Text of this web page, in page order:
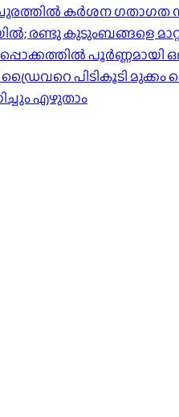
ചുരത്തില്‍ കര്‍ശന ഗതാഗത
കുടുംബങ്ങളെ
പൂർണ്ണമായി
പിടികൂടി മുക്കം
എഴുതാം